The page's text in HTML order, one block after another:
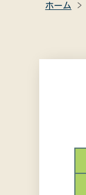
ホーム